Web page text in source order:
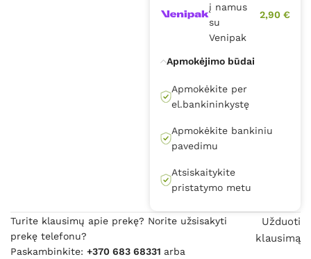
į namus
su
Venipak
2,90 €
Apmokėjimo būdai
Apmokėkite per
el.bankininkystę
Apmokėkite bankiniu
pavedimu
Atsiskaitykite
pristatymo metu
Turite klausimų apie prekę? Norite užsisakyti
prekę telefonu?
Paskambinkite: +370 683 68331 arba
Užduoti
klausimą